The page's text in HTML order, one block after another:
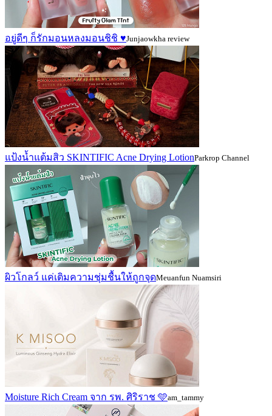
อยู่ดีๆ ก็รักมอนหลงมอนชิชิ ♥️Junjaowkha review
แป้งน้ำแต้มสิว SKINTIFIC Acne Drying LotionParkrop Channel
ผิวโกลว์ แค่เติมความชุ่มชื้นให้ถูกจุดMeuanfun Nuamsiri
Moisture Rich Cream จาก รพ. ศิริราช 🩵am_tammy